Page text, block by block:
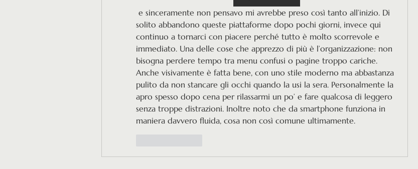
solito abbandono queste piattaforme dopo pochi giorni, invece qui
continuo a tornarci con piacere perché tutto è molto scorrevole e
immediato. Una delle cose che apprezzo di più è l’organizzazione: non
bisogna perdere tempo tra menu confusi o pagine troppo cariche.
Anche visivamente è fatta bene, con uno stile moderno ma abbastanza
pulito da non stancare gli occhi quando la usi la sera. Personalmente la
apro spesso dopo cena per rilassarmi un po’ e fare qualcosa di leggero
senza troppe distrazioni. Inoltre noto che da smartphone funziona in
maniera davvero fluida, cosa non così comune ultimamente.